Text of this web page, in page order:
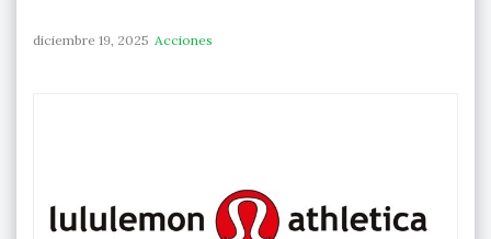
diciembre 19, 2025 Acciones